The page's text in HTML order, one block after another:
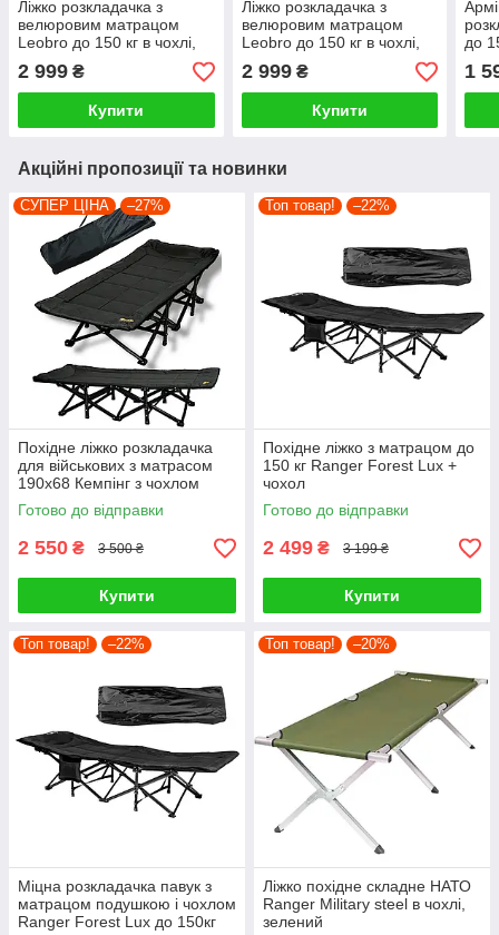
Ліжко розкладачка з
велюровим матрацом
Leobro до 150 кг в чохлі,
2 999 ₴
Купити
Ліжко розкладачка з
велюровим матрацом
Leobro до 150 кг в чохлі,
2 999₴
Купити
до
1
Акційні пропозиції та новинки
СУПЕР ЦІНА –27%
Похідне ліжко розкладачка
для військових з матрасом
190x68 Кемпінг з чохлом
Готово до відправки
2 550 ₴ 3 500 ₴
Купити
Топ товар! –22%
Похідне ліжко з матрацом до
150 кг Ranger Forest Lux +
чохол
Готово до відправки
2 499 ₴ 3 199 ₴
Купити
Топ товар! –22%
Міцна розкладачка павук з
матрацом подушкою і чохлом
Ranger Forest Lux до 150кг
Топ товар! –20%
Ліжко похідне складне НАТО
Ranger Military steel в чохлі,
зелений